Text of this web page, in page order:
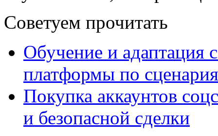
Советуем прочитать
Обучение и адаптация
платформы по
Покупка аккаунтов
и безопасной сделки